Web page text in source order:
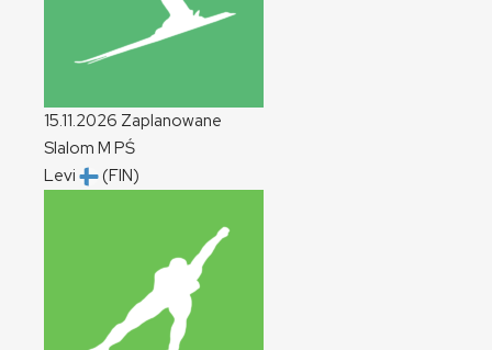
15.11.2026 Zaplanowane
Slalom M PŚ
Levi
(FIN)